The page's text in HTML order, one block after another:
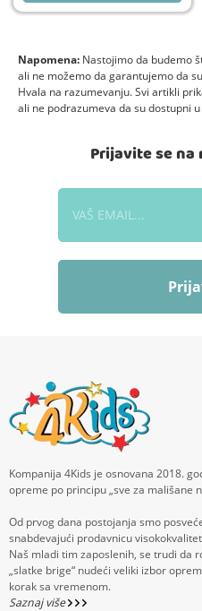
Napomena: Nastojimo da budemo
ali ne možemo da garantujemo da
Hvala na razumevanju. Svi artikli
ali ne podrazumeva da su dostupni
Prijavite se
Kompanija 4Kids je osnovana 2018.
opreme po principu „sve za mališane
Od prvog dana postojanja smo
snabdevajući prodavnicu
Naš mladi tim zaposlenih, se trudi da
„slatke brige“ nudeći veliki izbor
korak sa vremenom.
Saznaj više